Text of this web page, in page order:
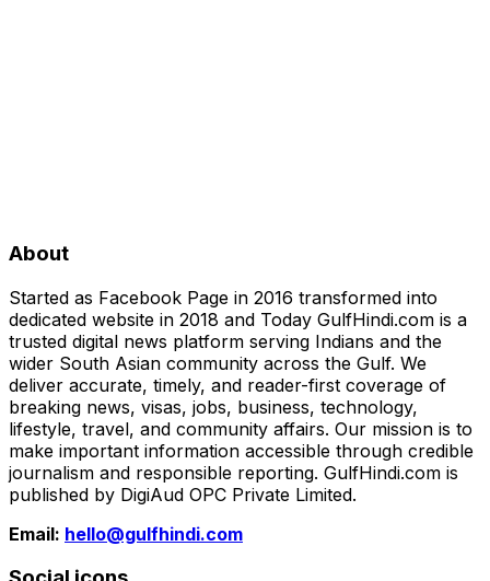
About
Started as Facebook Page in 2016 transformed into
dedicated website in 2018 and Today GulfHindi.com is a
trusted digital news platform serving Indians and the
wider South Asian community across the Gulf. We
deliver accurate, timely, and reader-first coverage of
breaking news, visas, jobs, business, technology,
lifestyle, travel, and community affairs. Our mission is to
make important information accessible through credible
journalism and responsible reporting. GulfHindi.com is
published by DigiAud OPC Private Limited.
Email: hello@gulfhindi.com